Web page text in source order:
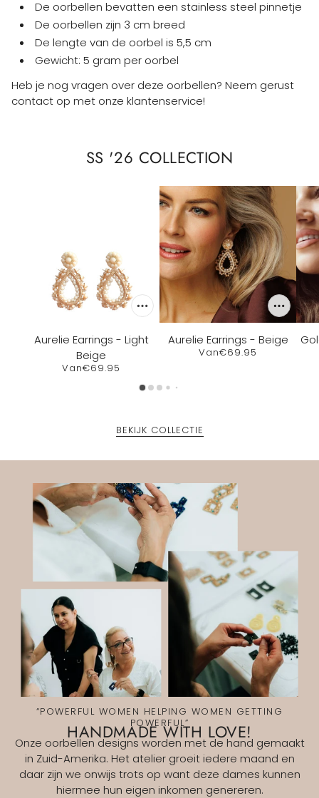
De oorbellen bevatten een stainless steel pinnetje
De oorbellen zijn 3 cm breed
De lengte van de oorbel is 5,5 cm
Gewicht: 5 gram per oorbel
Heb je nog vragen over deze oorbellen? Neem gerust
contact op met onze klantenservice!
SS '26 COLLECTION
Aurelie Earrings - Light
Beige
Van€69.95
Aurelie Earrings - Beige
Van€69.95
BEKIJK COLLECTIE
“POWERFUL WOMEN HELPING WOMEN GETTING
POWERFUL”
HANDMADE WITH LOVE!
Onze oorbellen designs worden met de hand gemaakt
in Zuid-Amerika. Het atelier groeit iedere maand en
daar zijn we onwijs trots op want deze dames kunnen
hiermee hun eigen inkomen genereren.